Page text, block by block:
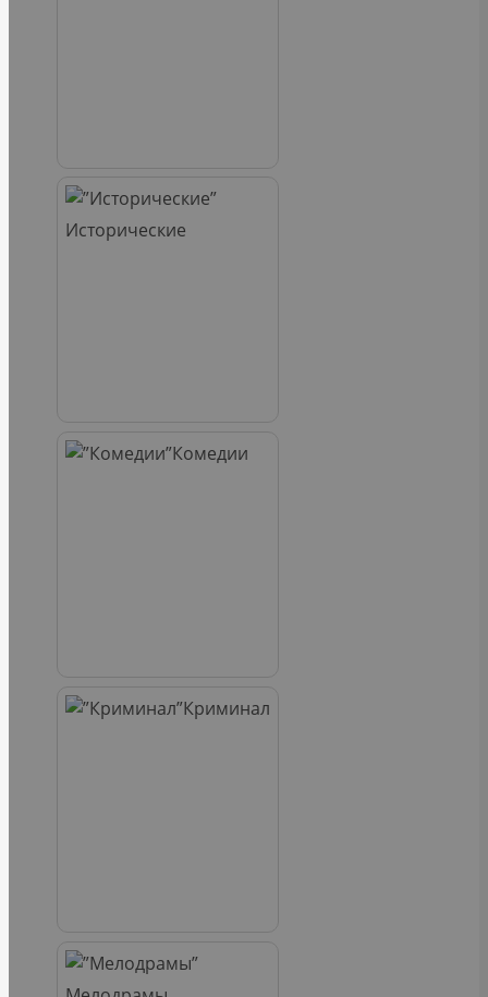
Исторические
Комедии
Криминал